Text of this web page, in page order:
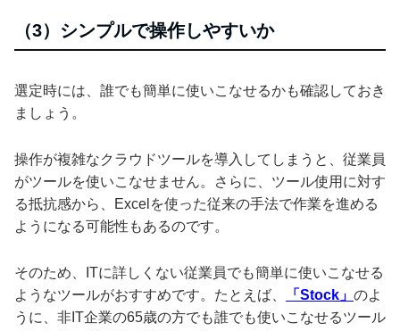
（3）シンプルで操作しやすいか
選定時には、誰でも簡単に使いこなせるかも確認しておき
ましょう。
操作が複雑なクラウドツールを導入してしまうと、従業員
がツールを使いこなせません。さらに、ツール使用に対す
る抵抗感から、Excelを使った従来の手法で作業を進める
ようになる可能性もあるのです。
そのため、ITに詳しくない従業員でも簡単に使いこなせる
ようなツールがおすすめです。たとえば、
「Stock」 のよ
うに、非IT企業の65歳の方でも誰でも使いこなせるツール